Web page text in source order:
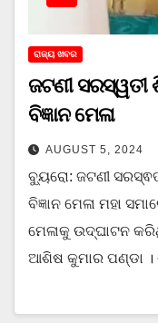
ରାଜ୍ୟ ଖବର
ଜଟଣୀ ସରସ୍ୱତୀ
ବିଜ୍ଞାନ ମେଳା
AUGUST 5, 2024
ବ୍ୟୁରୋ: ଜଟଣୀ
ବିଜ୍ଞାନ ମେଳା ମହା
ମେଳାକୁ ଉଦ୍‌ଘାଟନ
ଆଶିଷ କୁମାର ପଣ୍ଡା ।